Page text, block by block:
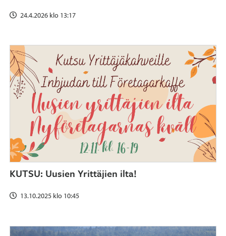
24.4.2026 klo 13:17
KUTSU: Uusien Yrittäjien ilta!
13.10.2025 klo 10:45